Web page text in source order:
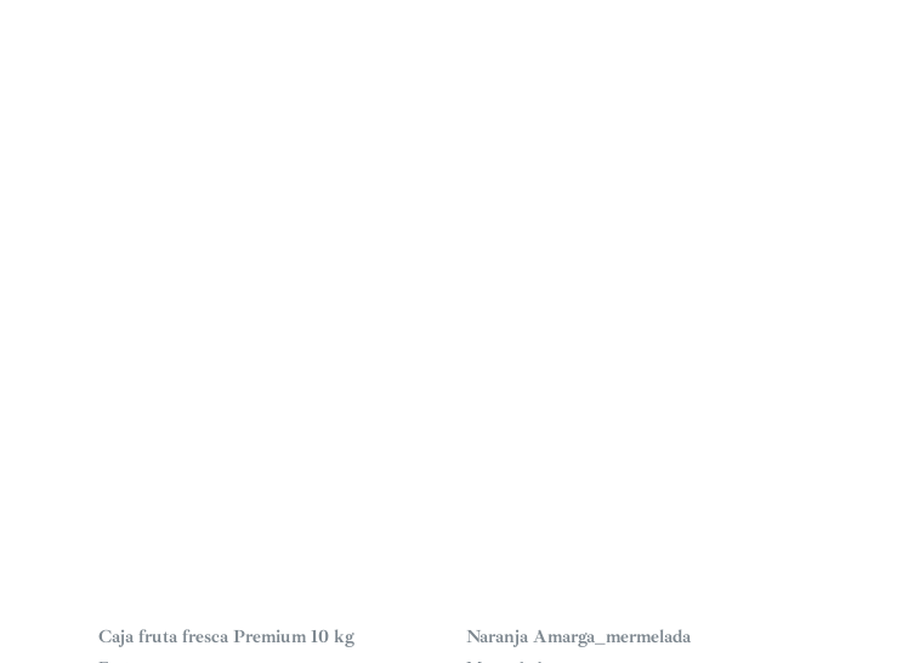
n
s
Caja fruta fresca Premium 10 kg Naranja Amarga_mermelada